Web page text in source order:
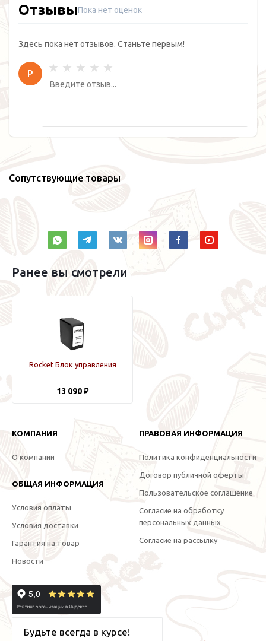
ОтзывыПока нет оценок
Здесь пока нет отзывов. Станьте первым!
Р
Сопутствующие товары
Ранее вы смотрели
Rocket Блок управления
13 090 ₽
КОМПАНИЯ
О компании
ОБЩАЯ ИНФОРМАЦИЯ
Условия оплаты
Условия доставки
Гарантия на товар
Новости
ПРАВОВАЯ ИНФОРМАЦИЯ
Политика конфиденциальности
Договор публичной оферты
Пользовательское соглашение
Согласие на обработку
персональных данных
Согласие на рассылку
Будьте всегда в курсе!